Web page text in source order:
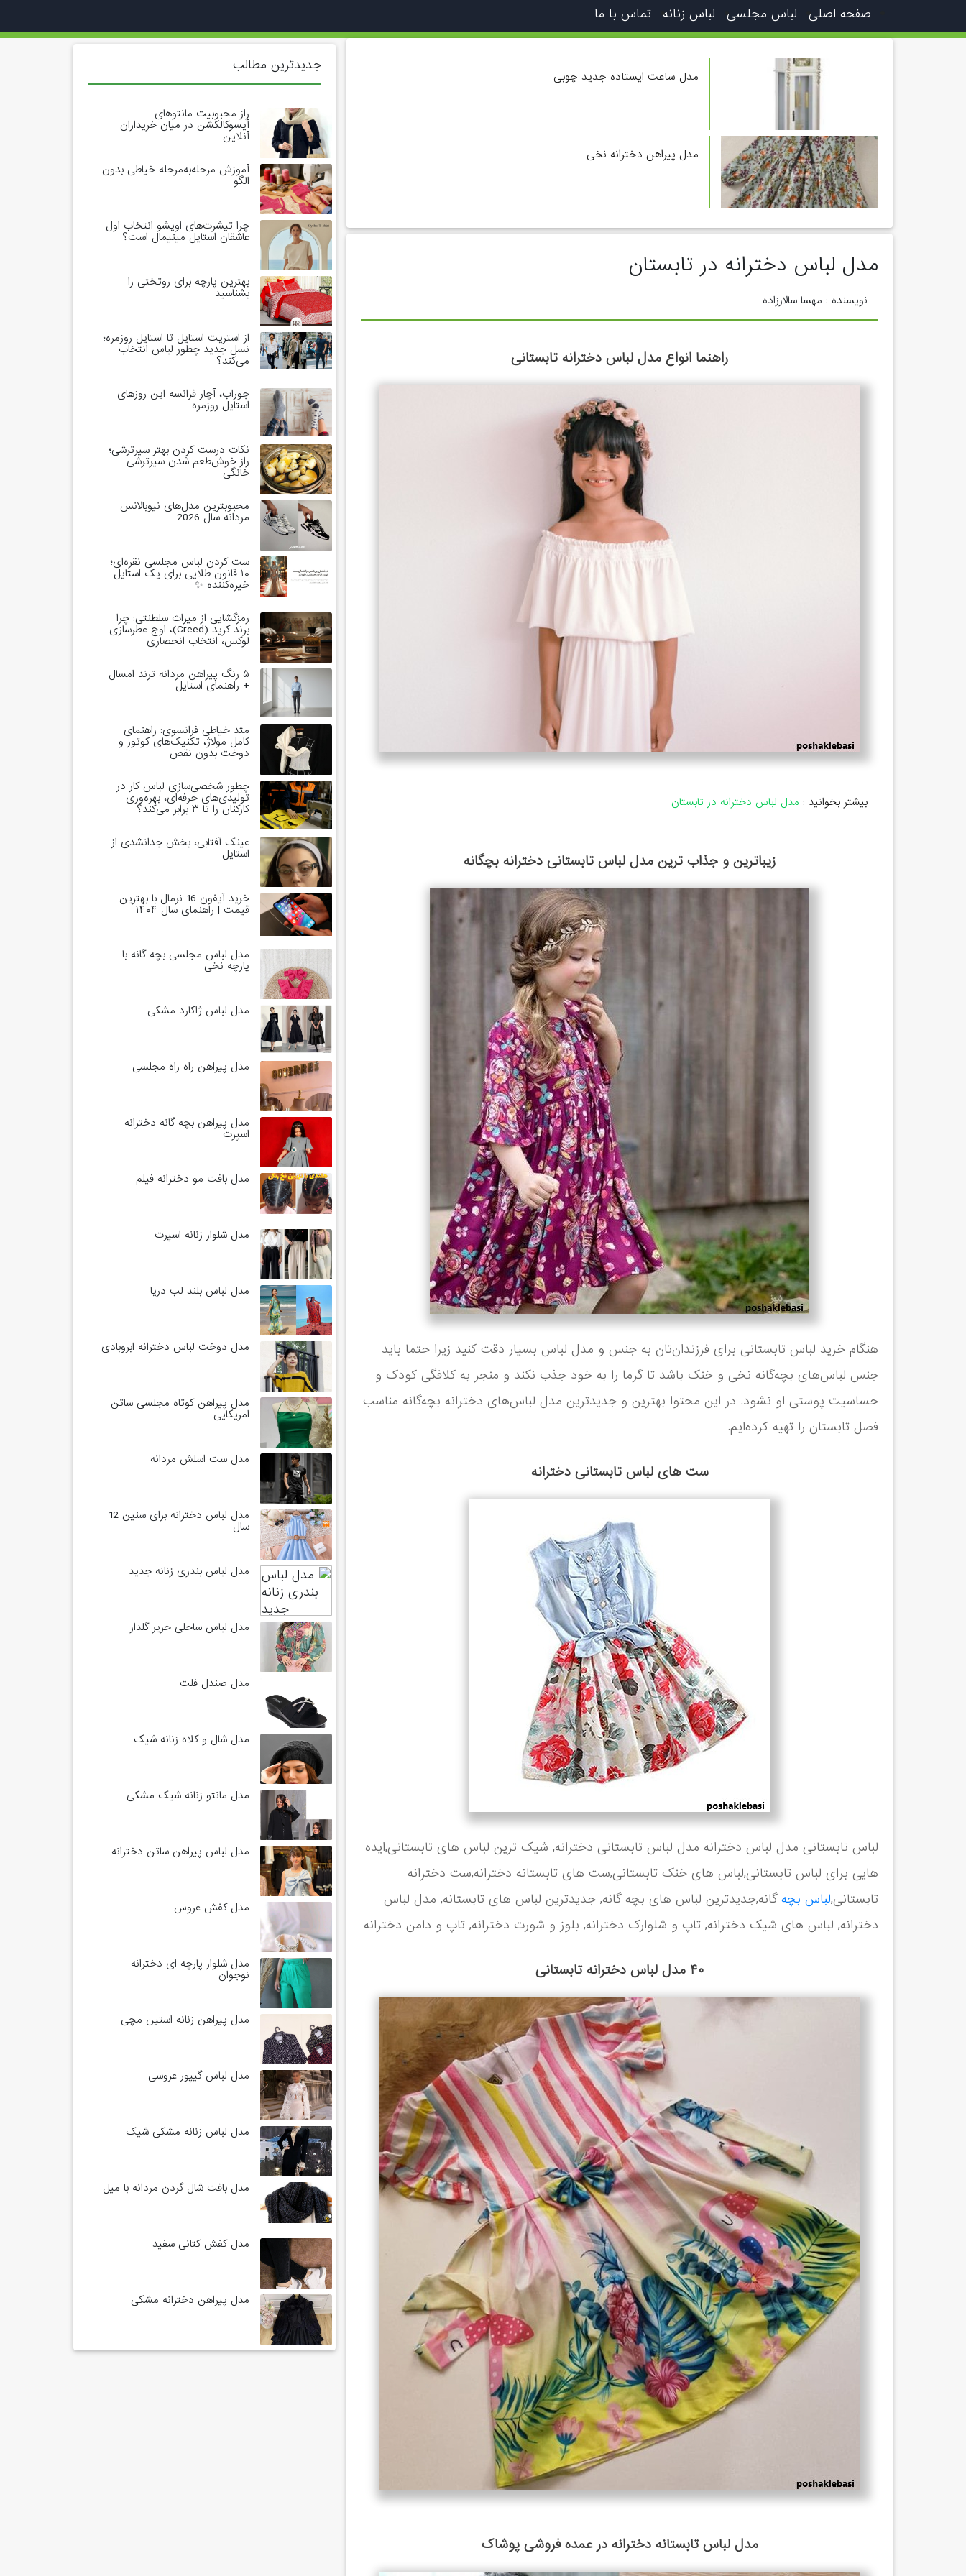
صفحه اصلی لباس مجلسی لباس زنانه تماس با ما
مدل ساعت ایستاده جدید چوبی
مدل پیراهن دخترانه نخی
مدل لباس دخترانه در تابستان
نویسنده : مهسا سالارزاده
راهنما انواع مدل لباس دخترانه تابستانی
بیشتر بخوانید : مدل لباس دخترانه در تابستان
زیباترین و جذاب ترین مدل لباس تابستانی دخترانه بچگانه
هنگام خرید لباس تابستانی برای فرزندان‌تان به جنس و مدل لباس بسیار دقت کنید زیرا حتما باید
جنس لباس‌های بچه‌گانه نخی و خنک باشد تا گرما را به خود جذب نکند و منجر به کلافگی کودک و
حساسیت پوستی او نشود. در این محتوا بهترین و جدیدترین مدل لباس‌های دخترانه بچه‌گانه مناسب
فصل تابستان را تهیه کرده‌ایم.
ست های لباس تابستانی دخترانه
لباس تابستانی مدل لباس دخترانه مدل لباس تابستانی دخترانه, شیک ترین لباس های تابستانی,ایده
هایی برای لباس تابستانی,لباس های خنک تابستانی,ست های تابستانه دخترانه,ست دخترانه
تابستانی,لباس بچهگانه,جدیدترین لباس های بچه گانه, جدیدترین لباس های تابستانه, مدل لباس
دخترانه, لباس های شیک دخترانه, تاپ و شلوارک دخترانه, بلوز و شورت دخترانه, تاپ و دامن دخترانه
۴۰ مدل لباس دخترانه تابستانی
مدل لباس تابستانه دخترانه در عمده فروشی پوشاک
جدیدترین مطالب
راز محبوبیت مانتوهای
آیسوکالکشن در میان خریداران
آنلاین
آموزش مرحله‌به‌مرحله خیاطی بدون
الگو
چرا تیشرت‌های اویشو انتخاب اول
عاشقان استایل مینیمال است؟
بهترین پارچه برای روتختی را
بشناسید
از استریت استایل تا استایل روزمره؛
نسل جدید چطور لباس انتخاب
می‌کند؟
جوراب، آچار فرانسه این روزهای
استایل روزمره
نکات درست کردن بهتر سیرترشی؛
راز خوش‌طعم شدن سیرترشی
خانگی
محبوبترین مدل‌های نیوبالانس
مردانه سال 2026
ست کردن لباس مجلسی نقره‌ای؛
۱۰ قانون طلایی برای یک استایل
خیره‌کننده ✨
رمزگشایی از میراث سلطنتی: چرا
برند کرید (Creed)، اوج عطرسازی
لوکس، انتخاب انحصاری
خاندان‌های حاکم است؟
۵ رنگ پیراهن مردانه ترند امسال
+ راهنمای استایل
متد خیاطی فرانسوی: راهنمای
کامل مولاژ، تکنیک‌های کوتور و
دوخت بدون نقص
چطور شخصی‌سازی لباس کار در
تولیدی‌های حرفه‌ای، بهره‌وری
کارکنان را تا ۳ برابر می‌کند؟
عینک آفتابی، بخش جدانشدی از
استایل
خرید آیفون 16 نرمال با بهترین
قیمت | راهنمای سال ۱۴۰۴
مدل لباس مجلسی بچه گانه با
پارچه نخی
مدل لباس ژاکارد مشکی
مدل پیراهن راه راه مجلسی
مدل پیراهن بچه گانه دخترانه
اسپرت
مدل بافت مو دخترانه فیلم
مدل شلوار زنانه اسپرت
مدل لباس بلند لب دریا
مدل دوخت لباس دخترانه ابروبادی
مدل پیراهن کوتاه مجلسی ساتن
امریکایی
مدل ست اسلش مردانه
مدل لباس دخترانه برای سنین 12
سال
مدل لباس بندری زنانه جدید
مدل لباس ساحلی حریر گلدار
مدل صندل فلت
مدل شال و کلاه زنانه شیک
مدل مانتو زنانه شیک مشکی
مدل لباس پیراهن ساتن دخترانه
مدل کفش عروس
مدل شلوار پارچه ای دخترانه
نوجوان
مدل پیراهن زنانه استین مچی
مدل لباس گیپور عروسی
مدل لباس زنانه مشکی شیک
مدل بافت شال گردن مردانه با میل
مدل کفش کتانی سفید
مدل پیراهن دخترانه مشکی